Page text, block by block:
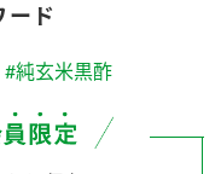
ード
#純玄米黒酢